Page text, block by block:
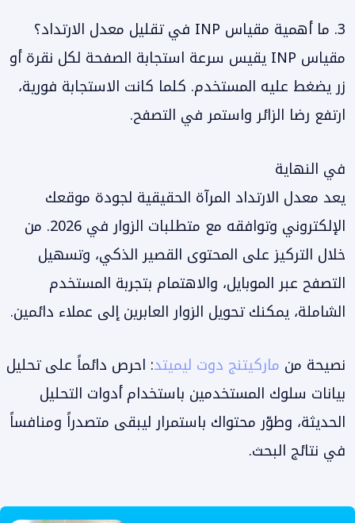
3. ما أهمية مقياس INP في تقليل معدل الارتداد؟
مقياس INP يقيس سرعة استجابة الصفحة لكل نقرة أو
زر يضغط عليه المستخدم. كلما كانت الاستجابة فورية،
ارتفع رضا الزائر واستمر في التصفح.
في النهاية
يعد معدل الارتداد المرآة الحقيقية لجودة موقعك
الإلكتروني وتوافقه مع متطلبات الزوار في 2026. من
خلال التركيز على المحتوى القصير الذكي، وتسهيل
التصفح عبر الموبايل، والاهتمام بتجربة المستخدم
الشاملة، يمكنك تحويل الزوار العابرين إلى عملاء دائمين.
نصيحة من ماركيتنج دوت ليميتد: احرص دائماً على تحليل
بيانات سلوك المستخدمين باستخدام أدوات التحليل
الحديثة، وطوّر محتواك باستمرار ليبقى متصدراً ومنافساً
في نتائج البحث.